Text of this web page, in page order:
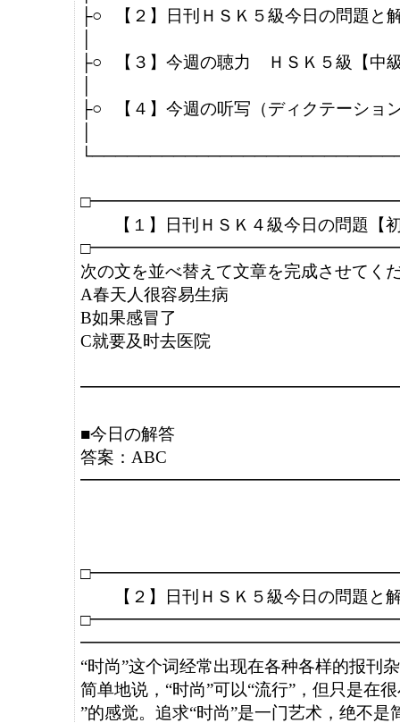
├○   【２】日刊ＨＳＫ５級今日の問題
├○   【３】今週の聴力　ＨＳＫ５級【
├○   【４】今週の听写（ディクテーショ
【１】日刊ＨＳＫ４級今日の問題【
次の文を並べ替えて文章を完成させてく
A春天人很容易生病
B如果感冒了
C就要及时去医院
■今日の解答
答案：ABC
【２】日刊ＨＳＫ５級今日の問題と
“时尚”这个词经常出现在各种各样的报刊
简单地说，“时尚”可以“流行”，但只是在
”的感觉。追求“时尚”是一门艺术，绝不是